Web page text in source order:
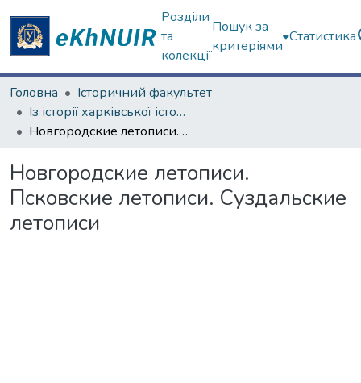
Розділи
та
колекції
Пошук за
критеріями
Статистика
Головна
Історичний факультет
Із історії харківської історичної школи
Новгородские летописи. Псковские летописи. Суздальские летописи
Новгородские летописи.
Псковские летописи. Суздальские
летописи